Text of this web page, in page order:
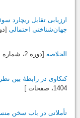
ارزیابی تقابل ریچارد
جهان‌شناختی احتمالی [دوره
الخلاصه [دوره 2، شماره اول،
کنکاوی در رابطۀ بین
1404، صفحات ]
تأملاتی در باب سخن